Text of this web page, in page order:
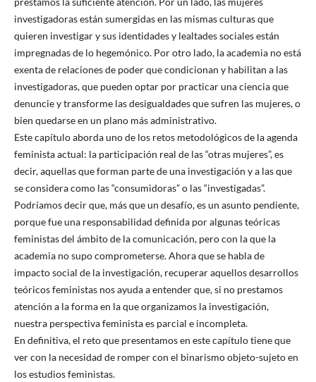
investigadoras están sumergidas en las mismas culturas que
quieren investigar y sus identidades y lealtades sociales están
impregnadas de lo hegemónico. Por otro lado, la academia no está
exenta de relaciones de poder que condicionan y habilitan a las
investigadoras, que pueden optar por practicar una ciencia que
denuncie y transforme las desigualdades que sufren las mujeres, o
bien quedarse en un plano más administrativo.
Este capítulo aborda uno de los retos metodológicos de la agenda
feminista actual: la participación real de las “otras mujeres”, es
decir, aquellas que forman parte de una investigación y a las que
se considera como las “consumidoras” o las “investigadas”.
Podríamos decir que, más que un desafío, es un asunto pendiente,
porque fue una responsabilidad definida por algunas teóricas
feministas del ámbito de la comunicación, pero con la que la
academia no supo comprometerse. Ahora que se habla de
impacto social de la investigación, recuperar aquellos desarrollos
teóricos feministas nos ayuda a entender que, si no prestamos
atención a la forma en la que organizamos la investigación,
nuestra perspectiva feminista es parcial e incompleta.
En definitiva, el reto que presentamos en este capítulo tiene que
ver con la necesidad de romper con el binarismo objeto-sujeto en
los estudios feministas.